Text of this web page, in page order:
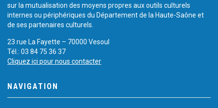
sur la mutualisation des moyens propres aux outils culturels
internes ou périphériques du Département de la Haute-Saône et
de ses partenaires culturels.
23 rue La Fayette – 70000 Vesoul
Tél.: 03 84 75 36 37
Cliquez ici pour nous contacter
NAVIGATION